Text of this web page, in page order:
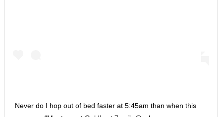
Never do I hop out of bed faster at 5:45am than when this